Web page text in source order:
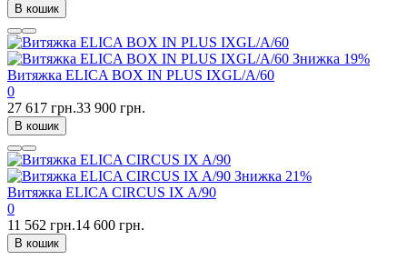
В кошик
Знижка 19%
Витяжка ELICA BOX IN PLUS IXGL/A/60
0
27 617 грн.33 900 грн.
В кошик
Знижка 21%
Витяжка ELICA CIRCUS IX A/90
0
11 562 грн.14 600 грн.
В кошик